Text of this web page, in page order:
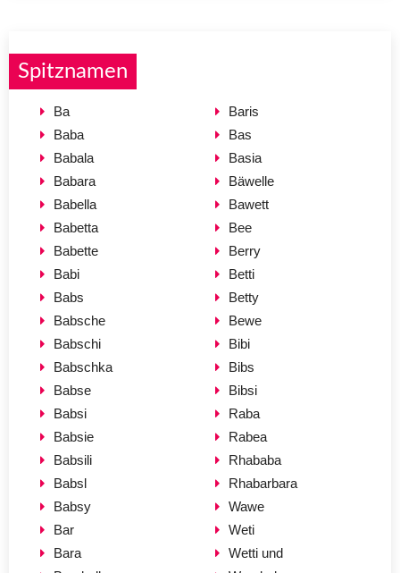
Spitznamen
Ba
Baba
Babala
Babara
Babella
Babetta
Babette
Babi
Babs
Babsche
Babschi
Babschka
Babse
Babsi
Babsie
Babsili
Babsl
Babsy
Bar
Bara
Baris
Bas
Basia
Bäwelle
Bawett
Bee
Berry
Betti
Betty
Bewe
Bibi
Bibs
Bibsi
Raba
Rabea
Rhababa
Rhabarbara
Wawe
Weti
Wetti und